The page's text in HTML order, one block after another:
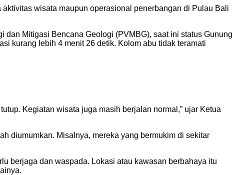
wisata maupun operasional penerbangan di Pulau Bali
Mitigasi Bencana Geologi (PVMBG), saat ini status Gunung
kurang lebih 4 menit 26 detik. Kolom abu tidak teramati
Kegiatan wisata juga masih berjalan normal,” ujar Ketua
diumumkan. Misalnya, mereka yang bermukim di sekitar
berjaga dan waspada. Lokasi atau kawasan berbahaya itu